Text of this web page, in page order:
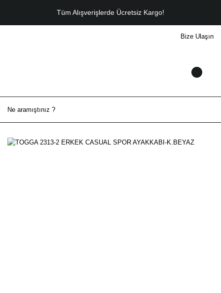
Tüm Alışverişlerde Ücretsiz Kargo!
Bize Ulaşın